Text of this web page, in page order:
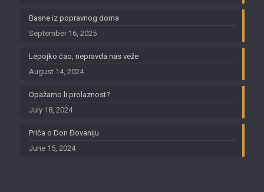
Basne iz popravnog doma
September 16, 2025
Lepojko ćao, nepravda nas veže
August 14, 2024
Opažamo li prolaznost?
July 18, 2024
Priča o Don Đovaniju
June 15, 2024